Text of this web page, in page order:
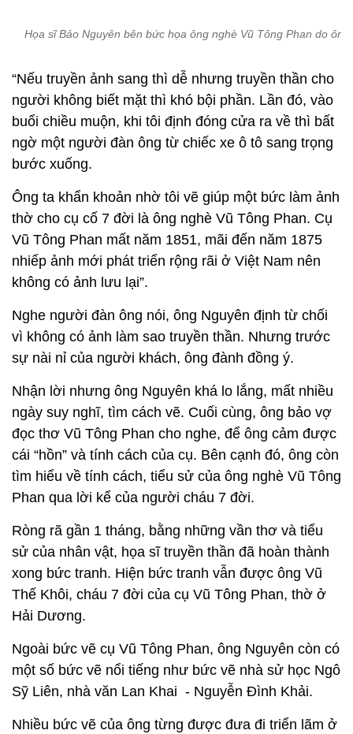
Họa sĩ Bảo Nguyên bên bức họa ông nghè Vũ Tông Phan do ông
“Nếu truyền ảnh sang thì dễ nhưng truyền thần cho
người không biết mặt thì khó bội phần. Lần đó, vào
buổi chiều muộn, khi tôi định đóng cửa ra về thì bất
ngờ một người đàn ông từ chiếc xe ô tô sang trọng
bước xuống.
Ông ta khẩn khoản nhờ tôi vẽ giúp một bức làm ảnh
thờ cho cụ cố 7 đời là ông nghè Vũ Tông Phan. Cụ
Vũ Tông Phan mất năm 1851, mãi đến năm 1875
nhiếp ảnh mới phát triển rộng rãi ở Việt Nam nên
không có ảnh lưu lại”.
Nghe người đàn ông nói, ông Nguyên định từ chối
vì không có ảnh làm sao truyền thần. Nhưng trước
sự nài nỉ của người khách, ông đành đồng ý.
Nhận lời nhưng ông Nguyên khá lo lắng, mất nhiều
ngày suy nghĩ, tìm cách vẽ. Cuối cùng, ông bảo vợ
đọc thơ Vũ Tông Phan cho nghe, để ông cảm được
cái “hồn” và tính cách của cụ. Bên cạnh đó, ông còn
tìm hiểu về tính cách, tiểu sử của ông nghè Vũ Tông
Phan qua lời kể của người cháu 7 đời.
Ròng rã gần 1 tháng, bằng những vần thơ và tiểu
sử của nhân vật, họa sĩ truyền thần đã hoàn thành
xong bức tranh. Hiện bức tranh vẫn được ông Vũ
Thế Khôi, cháu 7 đời của cụ Vũ Tông Phan, thờ ở
Hải Dương.
Ngoài bức vẽ cụ Vũ Tông Phan, ông Nguyên còn có
một số bức vẽ nổi tiếng như bức vẽ nhà sử học Ngô
Sỹ Liên, nhà văn Lan Khai - Nguyễn Đình Khải.
Nhiều bức vẽ của ông từng được đưa đi triển lãm ở